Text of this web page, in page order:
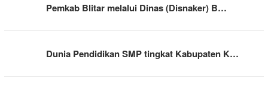
Pemkab Blitar melalui Dinas (Disnaker) B…
Dunia Pendidikan SMP tingkat Kabupaten K…